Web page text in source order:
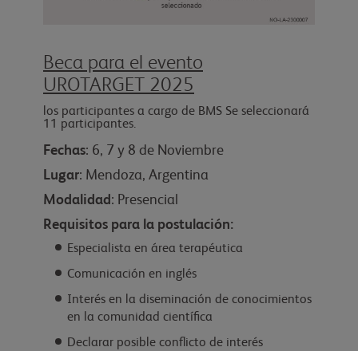
Beca para el evento
UROTARGET 2025
los participantes a cargo de BMS Se seleccionará
11 participantes.
Fechas: 6, 7 y 8 de Noviembre
Lugar: Mendoza, Argentina
Modalidad : Presencial
Requisitos para la postulación:
Especialista en área terapéutica
Comunicación en inglés
Interés en la diseminación de conocimientos
en la comunidad científica
Declarar posible conflicto de interés